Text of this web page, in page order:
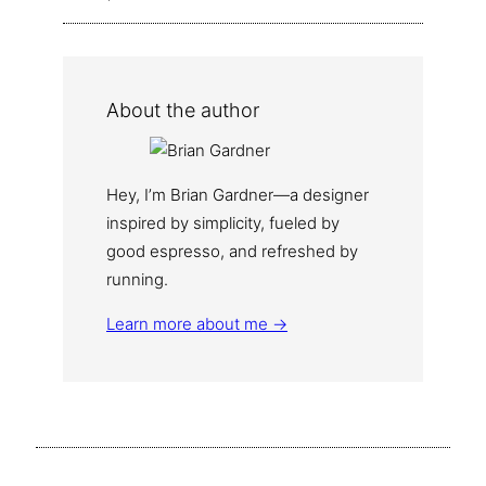
About the author
Hey, I’m Brian Gardner—a designer
inspired by simplicity, fueled by
good espresso, and refreshed by
running.
Learn more about me →